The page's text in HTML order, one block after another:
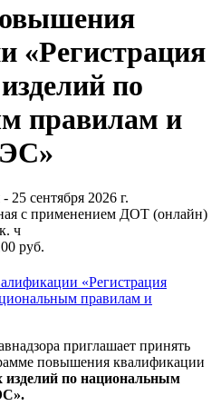
«Регистрация
по
правилам и
25 сентября 2026 г.
с применением ДОТ (онлайн)
ч
руб.
приглашает принять
повышения квалификации
изделий по национальным